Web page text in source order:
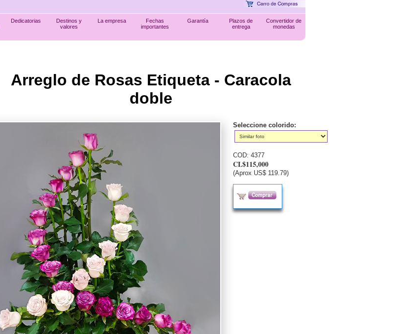
Dedicatorias
Destinos y
valores
La empresa
Fechas
importantes
Garantía
Plazos de
entrega
Convertidor de
monedas
Arreglo de Rosas Etiqueta - Caracola
doble
Seleccione colorido:
COD: 4377
CL$115,000
(Aprox US$ 119.79)